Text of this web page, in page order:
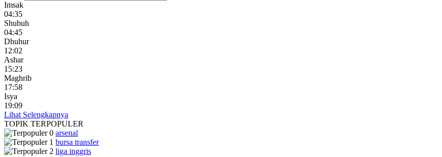
Imsak
04:35
Shubuh
04:45
Dhuhur
12:02
Ashar
15:23
Maghrib
17:58
Isya
19:09
Lihat Selengkapnya
TOPIK TERPOPULER
arsenal
bursa transfer
liga inggris